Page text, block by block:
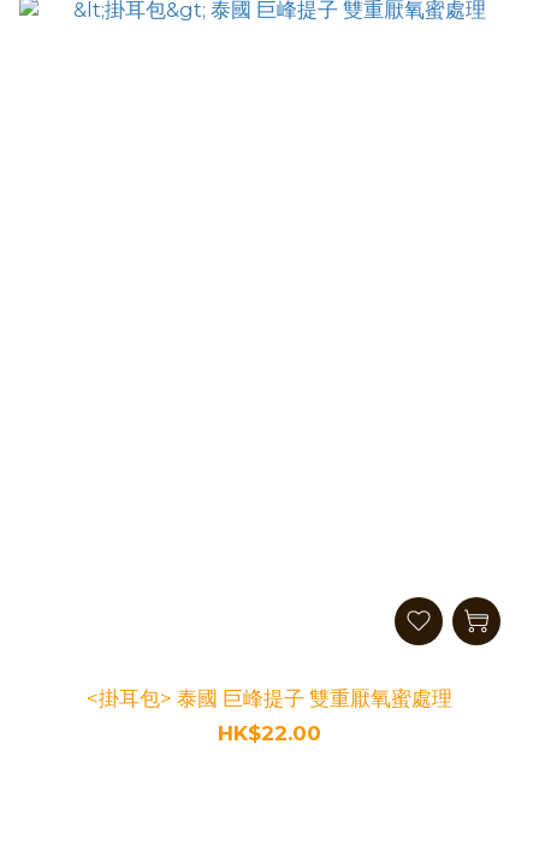
<掛耳包> 泰國 巨峰提子 雙重厭氧蜜處理
HK$22.00